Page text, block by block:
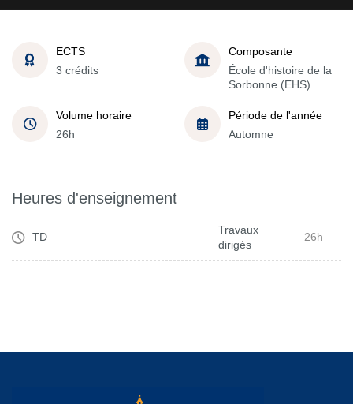
ECTS
3 crédits
Composante
École d'histoire de la
Sorbonne (EHS)
Volume horaire
26h
Période de l'année
Automne
Heures d'enseignement
TD
Travaux
dirigés
26h